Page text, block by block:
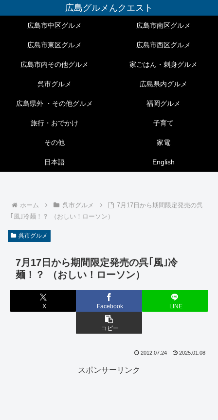
広島グルメんクエスト
広島市中区グルメ 広島市南区グルメ
広島市東区グルメ 広島市西区グルメ
広島市内その他グルメ 家ごはん・刺身グルメ
呉市グルメ 広島県内グルメ
広島県外 ・その他グルメ 福岡グルメ
旅行・おでかけ 子育て
その他 家電
日本語 English
ホーム 呉市グルメ
7月17日から期間限定発売の呉
｢風｣冷麺！？ （おしい！ローソン）
呉市グルメ
7月17日から期間限定発売の呉｢風｣冷
麺！？ （おしい！ローソン）
X Facebook LINE
コピー
2012.07.24 2025.01.08
スポンサーリンク